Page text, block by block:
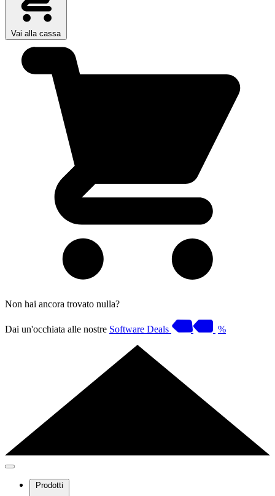
Vai alla cassa
Non hai ancora trovato nulla?
Dai un'occhiata alle nostre Software Deals %
Prodotti